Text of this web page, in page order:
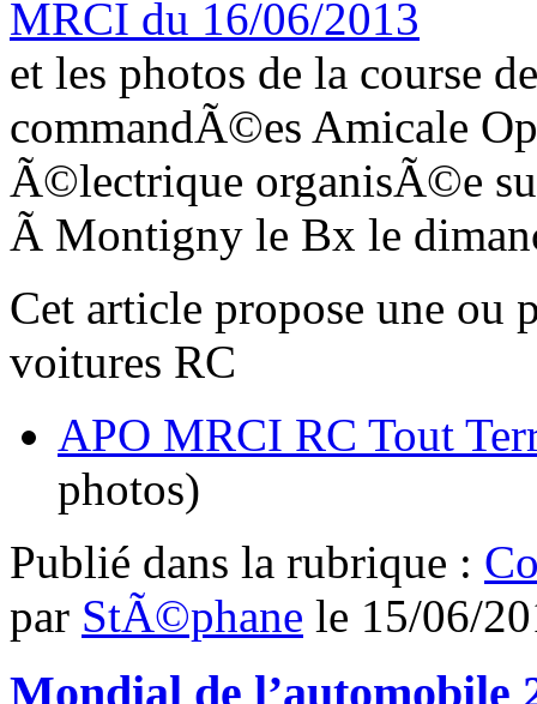
et les photos de la course
commandÃ©es Amicale
Ã©lectrique organisÃ©e
Ã Montigny le Bx le
Cet article propose une ou
voitures RC
APO MRCI RC Tout
photos)
Publié dans la rubrique :
par StÃ©phane le 15/06/
Mondial de l’automobile